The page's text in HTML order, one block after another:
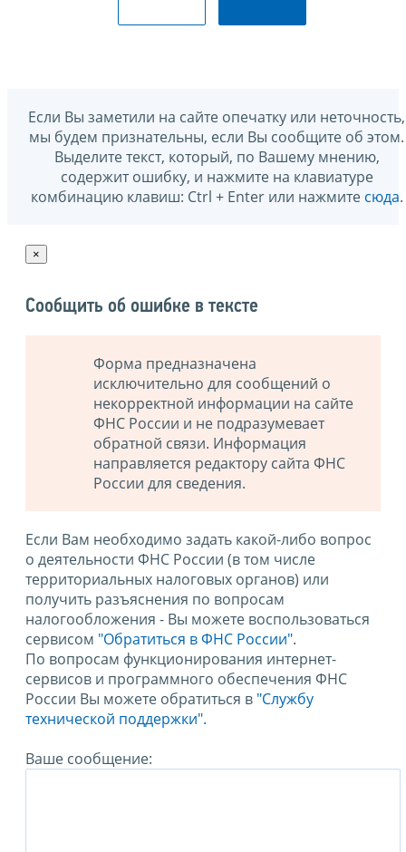
Если Вы заметили на сайте опечатку или неточность,
мы будем признательны, если Вы сообщите об этом.
Выделите текст, который, по Вашему мнению,
содержит ошибку, и нажмите на клавиатуре
комбинацию клавиш: Ctrl + Enter или нажмите сюда.
×
Сообщить об ошибке в тексте
Форма предназначена
исключительно для сообщений о
некорректной информации на сайте
ФНС России и не подразумевает
обратной связи. Информация
направляется редактору сайта ФНС
России для сведения.
Если Вам необходимо задать какой-либо вопрос
о деятельности ФНС России (в том числе
территориальных налоговых органов) или
получить разъяснения по вопросам
налогообложения - Вы можете воспользоваться
сервисом "Обратиться в ФНС России".
По вопросам функционирования интернет-
сервисов и программного обеспечения ФНС
России Вы можете обратиться в "Службу
технической поддержки".
Ваше сообщение: